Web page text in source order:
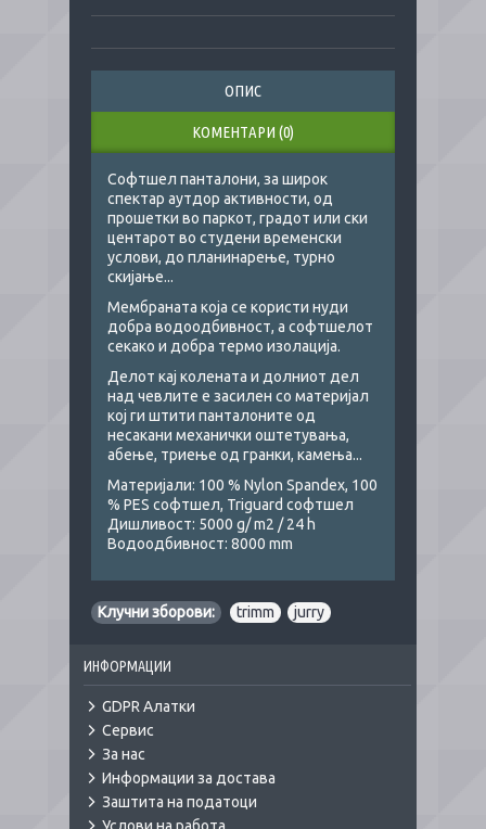
ОПИС
КОМЕНТАРИ (0)
Софтшел панталони, за широк
спектар аутдор активности, од
прошетки во паркот, градот или ски
центарот во студени временски
услови, до планинарење, турно
скијање...
Мембраната која се користи нуди
добра водоодбивност, а софтшелот
секако и добра термо изолација.
Делот кај колената и долниот дел
над чевлите е засилен со материјал
кој ги штити панталоните од
несакани механички оштетувања,
абење, триење од гранки, камења...
Материјали: 100 % Nylon Spandex, 100
% PES софтшел, Triguard софтшел
Дишливост: 5000 g/ m2 / 24 h
Водоодбивност: 8000 mm
Клучни зборови: trimm jurry
ИНФОРМАЦИИ
GDPR Алатки
Сервис
За нас
Информации за достава
Заштита на податоци